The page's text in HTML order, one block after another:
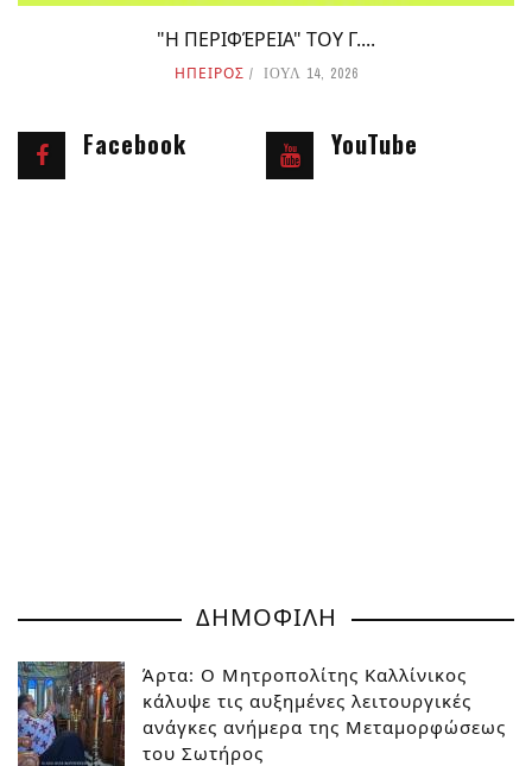
"Η ΠΕΡΙΦΈΡΕΙΑ" ΤΟΥ Γ....
ΗΠΕΙΡΟΣ ΙΟΥΛ 14, 2026
Facebook YouTube
ΔΗΜΟΦΙΛΗ
Άρτα: Ο Μητροπολίτης Καλλίνικος
κάλυψε τις αυξημένες λειτουργικές
ανάγκες ανήμερα της Μεταμορφώσεως
του Σωτήρος